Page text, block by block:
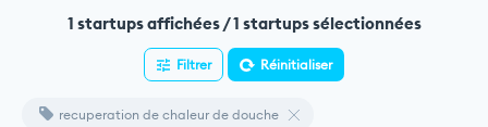
1 startups affichées / 1 startups sélectionnées
Filtrer Réinitialiser
recuperation de chaleur de douche